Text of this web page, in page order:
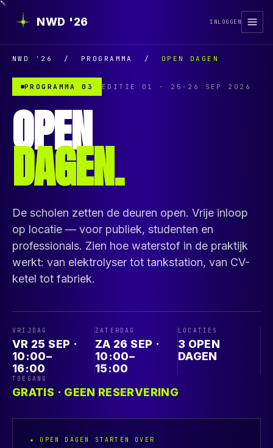
NWD '26 INLOGGEN
NWD '26 / PROGRAMMA / OPEN DAGEN
PROGRAMMA 03 EDITIE 01 · 25-26 SEP 2026
OPEN
DAGEN.
De scholen zetten de deuren open. Vrije inloop
op locatie — voor publiek, studenten en
professionals. Zien hoe waterstof in de praktijk
werkt: van elektrolyser tot tankstation, van CV-
ketel tot fabriek.
VRIJDAG
VR 25 SEP ·
10:00–
16:00
ZATERDAG
ZA 26 SEP ·
10:00–
15:00
LOCATIES
3 OPEN
DAGEN
TOEGANG
GRATIS · GEEN RESERVERING
★ OPEN DAGEN STARTEN OVER